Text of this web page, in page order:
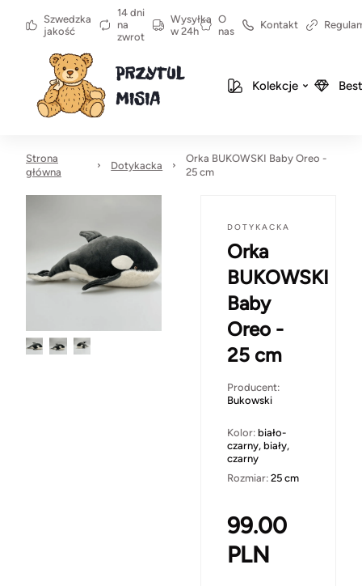
Szwedzka
jakość
14 dni
na
zwrot
Wysyłka
w 24h
O
nas
Kontakt
Kolekcje
Strona
główna
Dotykacka
Orka BUKOWSKI Baby Oreo -
25 cm
DOTYKACKA
Orka
BUKOWSKI
Baby
Oreo -
25 cm
Producent:
Bukowski
Kolor: biało-
czarny, biały,
czarny
Rozmiar: 25 cm
99.00
PLN